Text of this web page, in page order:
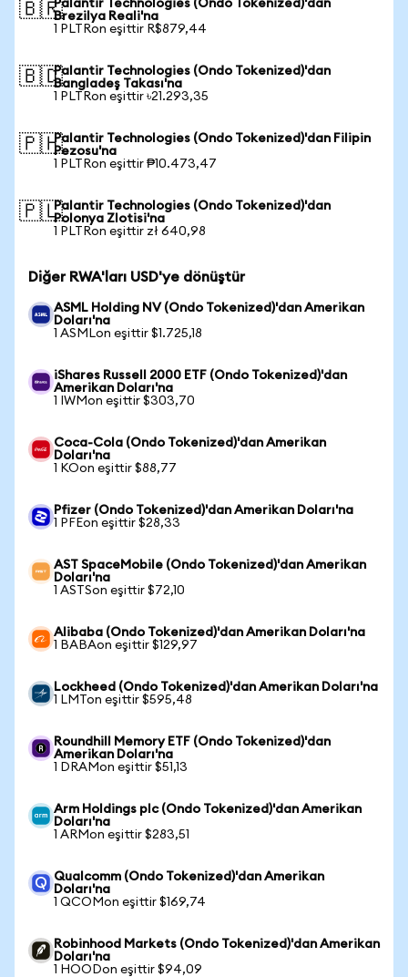
🇧🇷Palantir Technologies (Ondo Tokenized)'dan
Brezilya Reali'na
1 PLTRon eşittir R$879,44
🇧🇩Palantir Technologies (Ondo Tokenized)'dan
Bangladeş Takası'na
1 PLTRon eşittir ৳21.293,35
🇵🇭Palantir Technologies (Ondo Tokenized)'dan Filipin
Pezosu'na
1 PLTRon eşittir ₱10.473,47
🇵🇱Palantir Technologies (Ondo Tokenized)'dan
Polonya Zlotisi'na
1 PLTRon eşittir zł 640,98
Diğer RWA'ları USD'ye dönüştür
ASML Holding NV (Ondo Tokenized)'dan Amerikan
Doları'na
1 ASMLon eşittir $1.725,18
iShares Russell 2000 ETF (Ondo Tokenized)'dan
Amerikan Doları'na
1 IWMon eşittir $303,70
Coca-Cola (Ondo Tokenized)'dan Amerikan
Doları'na
1 KOon eşittir $88,77
Pfizer (Ondo Tokenized)'dan Amerikan Doları'na
1 PFEon eşittir $28,33
AST SpaceMobile (Ondo Tokenized)'dan Amerikan
Doları'na
1 ASTSon eşittir $72,10
Alibaba (Ondo Tokenized)'dan Amerikan Doları'na
1 BABAon eşittir $129,97
Lockheed (Ondo Tokenized)'dan Amerikan Doları'na
1 LMTon eşittir $595,48
Roundhill Memory ETF (Ondo Tokenized)'dan
Amerikan Doları'na
1 DRAMon eşittir $51,13
Arm Holdings plc (Ondo Tokenized)'dan Amerikan
Doları'na
1 ARMon eşittir $283,51
Qualcomm (Ondo Tokenized)'dan Amerikan
Doları'na
1 QCOMon eşittir $169,74
Robinhood Markets (Ondo Tokenized)'dan Amerikan
Doları'na
1 HOODon eşittir $94,09